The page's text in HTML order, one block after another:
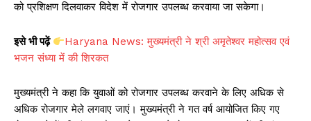
को प्रशिक्षण दिलवाकर विदेश में रोजगार उपलब्ध करवाया जा सकेगा।
इसे भी पढ़ें
Haryana News: मुख्यमंत्री ने श्री अमृतेश्वर महोत्सव एवं
भजन संध्या में की शिरकत
मुख्यमंत्री ने कहा कि युवाओं को रोजगार उपलब्ध करवाने के लिए अधिक से
अधिक रोजगार मेले लगवाए जाएं। मुख्यमंत्री ने गत वर्ष आयोजित किए गए